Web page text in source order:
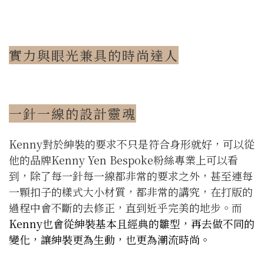
實力與眼光兼具的時尚達人
一針一線的設計靈魂
Kenny對於紳裝的要求不只是符合身形就好，可以從
他的品牌Kenny Yen Bespoke粉絲專業上可以看
到，除了每一針每一線都非常的要求之外，甚至連每
一顆扣子的樣式大小材質，都非常的講究，在打版的
過程中會不斷的去修正，直到近乎完美的地步。而
Kenny也會從紳裝基本且經典的雛型，再去做不同的
變化，讓紳裝更為生動，也更為潮流時尚。